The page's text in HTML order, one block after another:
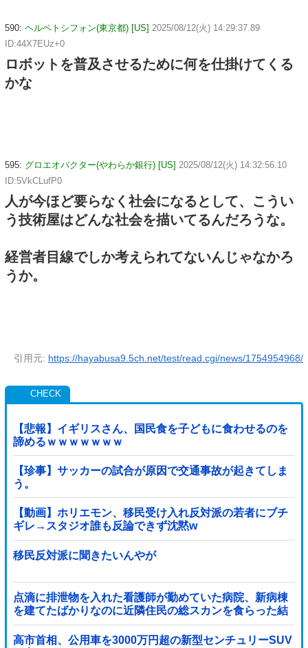
590: ヘルペトシフォン(東京都) [US] 2025/08/12(火) 14:29:37.89
ID:44X7EUz+0
ロボットを普及させるために何を仕掛けてくる
かな
595: グロエオバクター(やわらか銀行) [US] 2025/08/12(火) 14:32:56.10
ID:5VkCLufP0
人が今ほど要らなく社会になるとして、こうい
う技術屋はどんな社会を描いてるんだろうな。
経営者目線でしか考えられてないんじゃなかろ
うか。
引用元: https://hayabusa9.5ch.net/test/read.cgi/news/1754954968/
【悲報】イギリスさん、国民食を子どもに食わせるのを
諦めるｗｗｗｗｗｗｗ
【珍事】サッカーの試合が原因で交通事故が起きてしま
う。
【動画】ホリエモン、移民受け入れ反対派の若者にブチ
ギレ→スタジオ誰も反論できず沈黙w
移民反対派に聞きたいんやが
点滴に排泄物を入れた看護師が勤めていた病院、新病棟
を建てたばかりなのに近隣住民の総スカンを食らった結
果……他
高市首相、公用車を3000万円超の新型センチュリーSUV